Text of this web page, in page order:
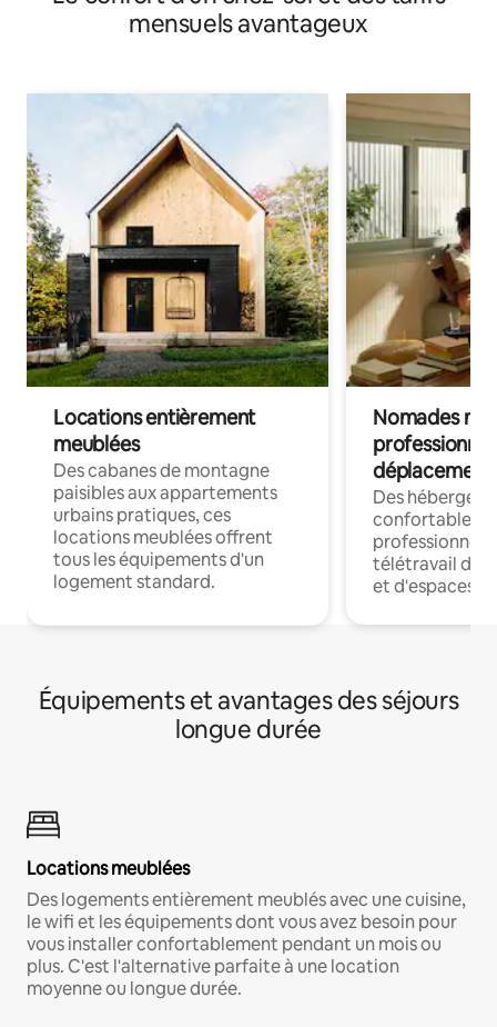
mensuels avantageux
Locations entièrement
meublées
Des cabanes de montagne
paisibles aux appartements
urbains pratiques, ces
locations meublées offrent
tous les équipements d'un
logement standard.
Nomades
déplacement
Des
confortables
professionnels
télétravail
et d'espaces
Équipements et avantages des séjours
longue durée
Locations meublées
Des logements entièrement meublés avec une cuisine,
le wifi et les équipements dont vous avez besoin pour
vous installer confortablement pendant un mois ou
plus. C'est l'alternative parfaite à une location
moyenne ou longue durée.